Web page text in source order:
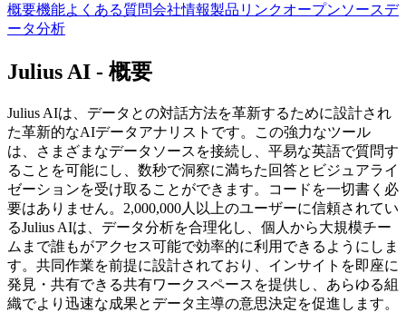
概要機能よくある質問会社情報製品リンクオープンソースデ
ータ分析
Julius AI - 概要
Julius AIは、データとの対話方法を革新するために設計され
た革新的なAIデータアナリストです。この強力なツール
は、さまざまなデータソースを接続し、平易な英語で質問す
ることを可能にし、数秒で洞察に満ちた回答とビジュアライ
ゼーションを受け取ることができます。コードを一切書く必
要はありません。2,000,000人以上のユーザーに信頼されてい
るJulius AIは、データ分析を合理化し、個人から大規模チー
ムまで誰もがアクセス可能で効率的に利用できるようにしま
す。共同作業を前提に設計されており、インサイトを即座に
発見・共有できる共有ワークスペースを提供し、あらゆる組
織でより迅速な成果とデータ主導の意思決定を促進します。